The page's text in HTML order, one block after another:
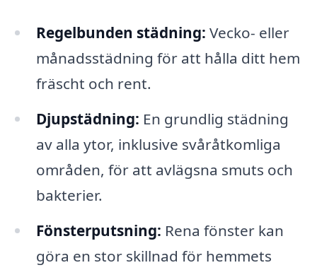
Regelbunden städning: Vecko- eller
månadsstädning för att hålla ditt hem
fräscht och rent.
Djupstädning: En grundlig städning
av alla ytor, inklusive svåråtkomliga
områden, för att avlägsna smuts och
bakterier.
Fönsterputsning: Rena fönster kan
göra en stor skillnad för hemmets